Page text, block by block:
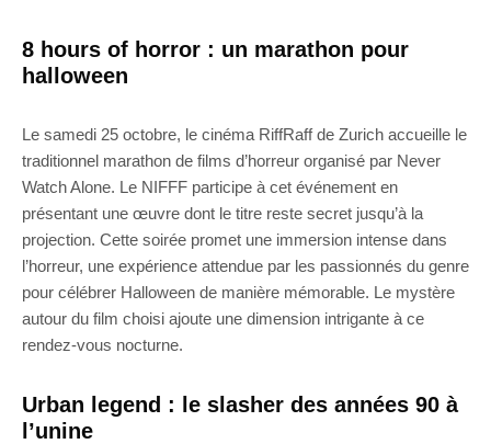
8 hours of horror : un marathon pour
halloween
Le samedi 25 octobre, le cinéma RiffRaff de Zurich accueille le
traditionnel marathon de films d’horreur organisé par Never
Watch Alone. Le NIFFF participe à cet événement en
présentant une œuvre dont le titre reste secret jusqu’à la
projection. Cette soirée promet une immersion intense dans
l’horreur, une expérience attendue par les passionnés du genre
pour célébrer Halloween de manière mémorable. Le mystère
autour du film choisi ajoute une dimension intrigante à ce
rendez-vous nocturne.
Urban legend : le slasher des années 90 à
l’unine